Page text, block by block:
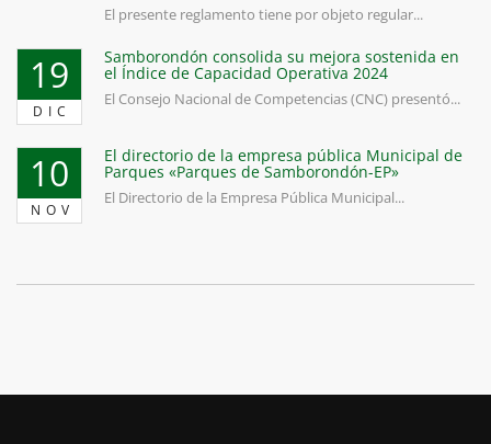
El presente reglamento tiene por objeto regular...
19
DIC
Samborondón consolida su mejora sostenida en
el Índice de Capacidad Operativa 2024
El Consejo Nacional de Competencias (CNC) presentó...
10
NOV
El directorio de la empresa pública Municipal de
Parques «Parques de Samborondón-EP»
El Directorio de la Empresa Pública Municipal...